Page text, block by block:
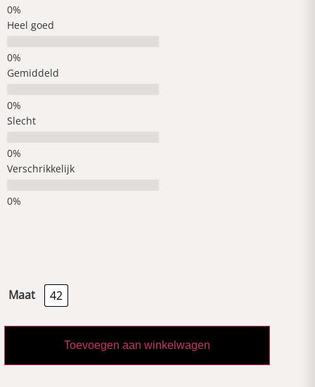
Heel goed
Gemiddeld
Slecht
Verschrikkelijk
Maat 42
Toevoegen aan winkelwagen